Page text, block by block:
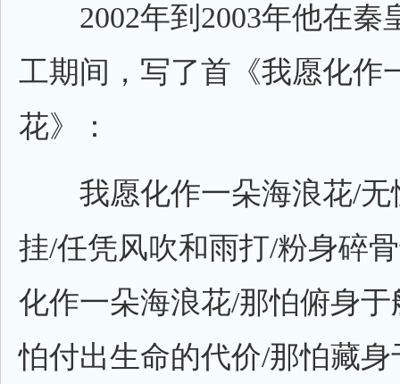
2002年到2003年他在秦
工期间，写了首《我愿化作
花》：
我愿化作一朵海浪花/无
挂/任凭风吹和雨打/粉身碎
化作一朵海浪花/那怕俯身
怕付出生命的代价/那怕藏